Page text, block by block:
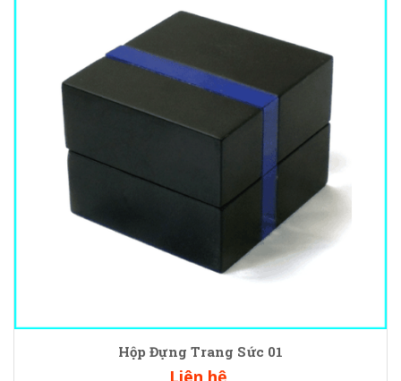
Hộp Đựng Trang Sức 01
Liên hệ